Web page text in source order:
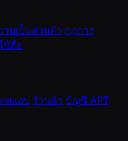
ามเป็นส่วนตัว กฎการ
ช้สื่อ
ดแอป ร้านค้า บัญชี APT